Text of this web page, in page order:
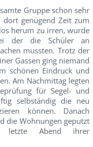
Gruppe schon sehr
genügend Zeit zum
herum zu irren, wurde
der die Schüler an
mussten. Trotz der
Gassen ging niemand
schönen Eindruck und
Am Nachmittag legten
für Segel- und
selbständig die neu
können. Danach
die Wohnungen geputzt
Abend ihrer